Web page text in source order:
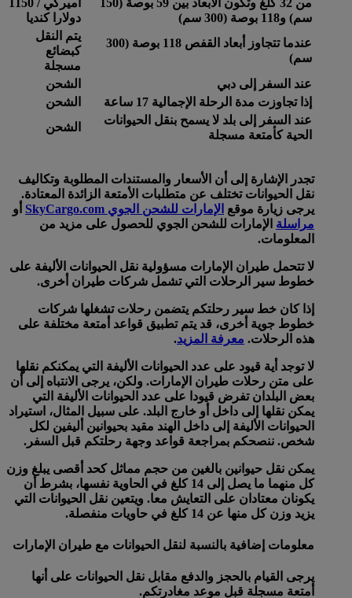
سم) و118 بوصة (300 سم)
دولارا كنديا
عندما تتجاوز أبعاد القفص 118 بوصة (300
سم)
يتم النقل
كبضائع
مسجلة
عند السفر إلى دبي
الشحن
إذا تجاوزت مدة الرحلة الإجمالية 17 ساعة
الشحن
عند السفر إلى بلد لا يسمح بنقل الحيوانات
الحية كأمتعة مسجلة
الشحن
تجدر الإشارة إلى أن الأسعار والمستندات المطلوبة وتكاليف
نقل الحيوانات تختلف عن متطلبات الأمتعة الزائدة المعتادة.
يرجى زيارة موقع الإمارات للشحن الجوي SkyCargo.com
أو
مراسلة الإمارات للشحن الجوي للحصول على مزيد من
المعلومات.
لا تتحمل طيران الإمارات مسؤولية نقل الحيوانات الأليفة على
خطوط سير الرحلات التي تشمل شركات طيران أخرى.
إذا كان خط سير رحلتكم يتضمن رحلات تشغلها شركات
خطوط جوية أخرى، قد يتم تطبيق قواعد أمتعة مختلفة على
هذه الرحلات. معرفة المزيد.
لا توجد أية قيود على عدد الحيوانات الأليفة التي يمكنكم نقلها
على متن رحلات طيران الإمارات. ولكن، يرجى الانتباه إلى أن
بعض البلدان تفرض قيودا على عدد الحيوانات الأليفة التي
يمكن نقلها إلى داخل أو خارج البلد. على سبيل المثال، استيراد
الحيوانات الأليفة إلى داخل الهند مقيد بحيوانين أليفين لكل
شخص. ننصحكم بمراجعة قواعد وجهة رحلتكم قبل السفر.
يمكن نقل حيوانين بالغين من حجم مماثل كحد أقصى يبلغ وزن
كل منهما ما يصل إلى 14 كلغ في الحاوية نفسها، بشرط أن
يكونان معتادان على التعايش معا. ويتعين نقل الحيوانات التي
يزيد وزن كل منها عن 14 كلغ في حاويات منفصلة.
معلومات إضافية بالنسبة لنقل الحيوانات مع طيران الإمارات
يرجى القيام بالحجز والدفع مقابل نقل الحيوانات على أنها
أمتعة مسجلة قبل موعد مغادرتكم.